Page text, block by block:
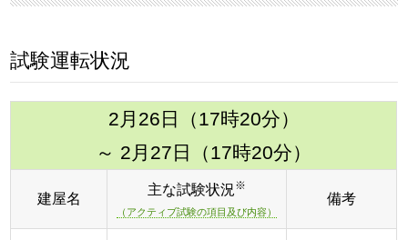
試験運転状況
2月26日（17時20分）
～ 2月27日（17時20分）
建屋名
主な試験状況※
（アクティブ試験の項目及び内容）
備考